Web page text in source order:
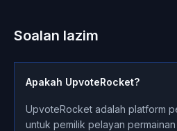
Soalan lazim
Apakah UpvoteRocket?
UpvoteRocket adalah platform
untuk pemilik pelayan permainan